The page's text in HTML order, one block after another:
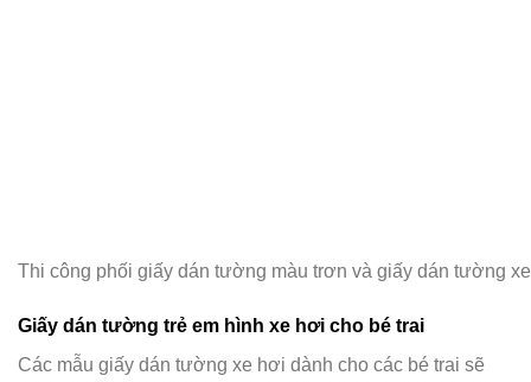
Thi công phối giấy dán tường màu trơn và giấy dán tường
Giấy dán tường trẻ em hình xe hơi cho bé trai
Các mẫu giấy dán tường xe hơi dành cho các bé trai sẽ